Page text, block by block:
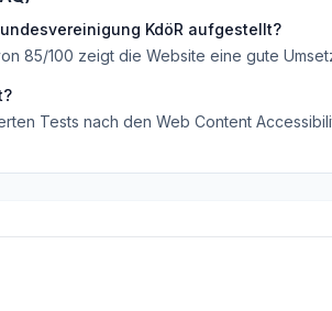
KdöR aufgestellt?
85/100 zeigt die Website eine gute
Tests nach den Web Content